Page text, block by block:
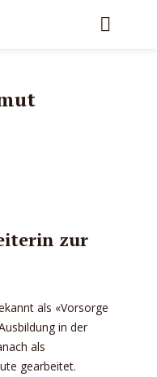
zur
als «Vorsorge
in der
als
gearbeitet.